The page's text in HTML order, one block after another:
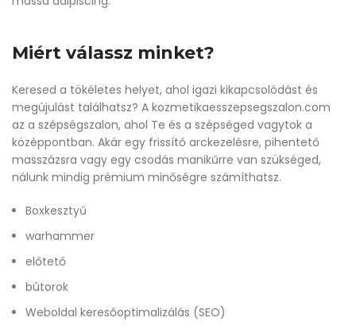
Miért válassz minket?
Keresed a tökéletes helyet, ahol igazi kikapcsolódást és
megújulást találhatsz? A kozmetikaesszepsegszalon.com
az a szépségszalon, ahol Te és a szépséged vagytok a
középpontban. Akár egy frissítő arckezelésre, pihentető
masszázsra vagy egy csodás manikűrre van szükséged,
nálunk mindig prémium minőségre számíthatsz.
Boxkesztyű
warhammer
előtető
bútorok
Weboldal keresőoptimalizálás (SEO)